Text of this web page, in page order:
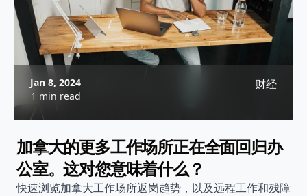
Jan 8, 2024
1 min read
财经
加拿大的更多工作场所正在全面回归办
公室。这对您意味着什么？
快速浏览加拿大工作场所返岗趋势，以及远程工作和残障